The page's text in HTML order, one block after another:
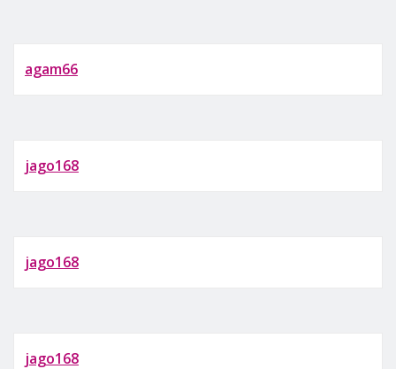
agam66
jago168
jago168
jago168